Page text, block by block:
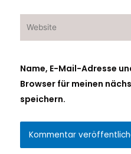
Website
Name, E-Mail-Adresse
Browser für meinen
speichern.